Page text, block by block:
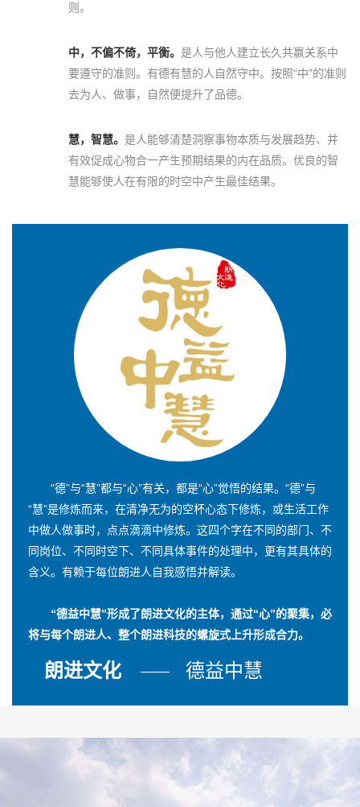
则。
中，不偏不倚，平衡。 是人与他人建立长久共赢关系中
要遵守的准则。有德有慧的人自然守中。按照“中”的准则
去为人、做事，自然便提升了品德。
慧，智慧。 是人能够清楚洞察事物本质与发展趋势、并
有效促成心物合一产生预期结果的内在品质。优良的智
慧能够使人在有限的时空中产生最佳结果。
“德”与“慧”都与“心”有关，都是“心”觉悟的结果。“德”与
“慧”是修炼而来，在清净无为的空杯心态下修炼，或生活工作
中做人做事时，点点滴滴中修炼。这四个字在不同的部门、不
同岗位、不同时空下、不同具体事件的处理中，更有其具体的
含义。有赖于每位朗进人自我感悟并解读。
“德益中慧”形成了朗进文化的主体，通过“心”的聚集，必
将与每个朗进人、整个朗进科技的螺旋式上升形成合力。
朗进文化 德益中慧